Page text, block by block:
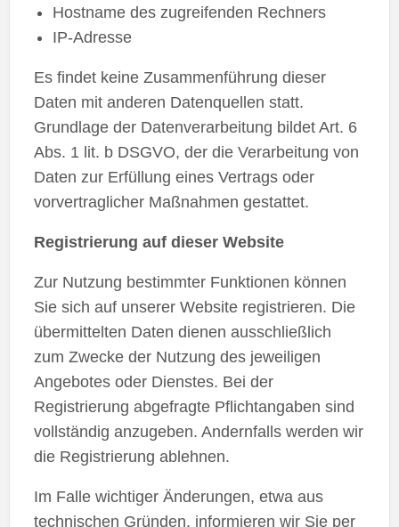
Hostname des zugreifenden Rechners
IP-Adresse
Es findet keine Zusammenführung dieser
Daten mit anderen Datenquellen statt.
Grundlage der Datenverarbeitung bildet Art. 6
Abs. 1 lit. b DSGVO, der die Verarbeitung von
Daten zur Erfüllung eines Vertrags oder
vorvertraglicher Maßnahmen gestattet.
Registrierung auf dieser Website
Zur Nutzung bestimmter Funktionen können
Sie sich auf unserer Website registrieren. Die
übermittelten Daten dienen ausschließlich
zum Zwecke der Nutzung des jeweiligen
Angebotes oder Dienstes. Bei der
Registrierung abgefragte Pflichtangaben sind
vollständig anzugeben. Andernfalls werden wir
die Registrierung ablehnen.
Im Falle wichtiger Änderungen, etwa aus
technischen Gründen, informieren wir Sie per